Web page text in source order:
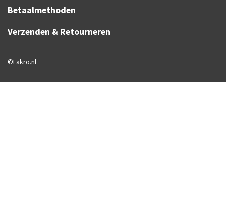
Betaalmethoden
Verzenden & Retourneren
©Lakro.nl